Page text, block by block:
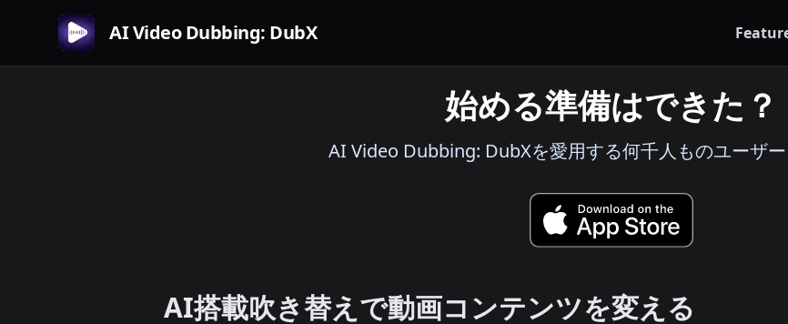
AI Video Dubbing: DubX
始める準備はできた？
AI Video Dubbing: DubXを愛用する何千人ものユーザー
AI搭載吹き替えで動画コンテンツを変える